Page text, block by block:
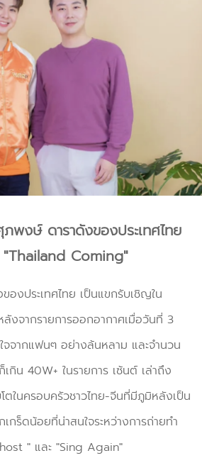
พงษ์ ดาราดังของประเทศไทย
"Thailand Coming"
งประเทศไทย เป็นแขกรับเชิญใน
งจากรายการออกอากาศเมื่อวันที่ 3
จจากแฟนๆ อย่างล้นหลาม และจำนวน
เกิน 40W+ ในรายการ เซ้นต์ เล่าถึง
ตในครอบครัวชาวไทย-จีนที่มีภูมิหลังเป็น
กร็ดน้อยที่น่าสนใจระหว่างการถ่ายทำ
" และ "Sing Again"